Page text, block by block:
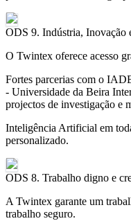
ODS 9. Indústria, Inovação
O Twintex oferece acesso
Fortes parcerias com o
- Universidade da Beira
projectos de investigação e
Inteligência Artificial em
personalizado.
ODS 8. Trabalho digno e
A Twintex garante um
trabalho seguro.